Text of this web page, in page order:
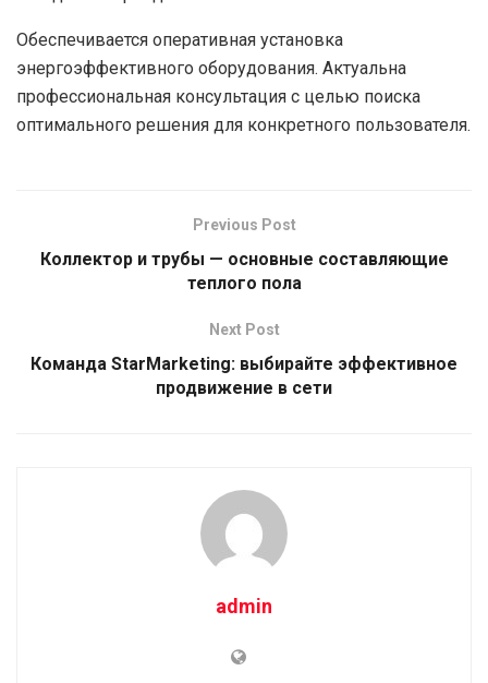
Обеспечивается оперативная установка
энергоэффективного оборудования. Актуальна
профессиональная консультация с целью поиска
оптимального решения для конкретного пользователя.
Previous Post
Коллектор и трубы — основные составляющие
теплого пола
Next Post
Команда StarMarketing: выбирайте эффективное
продвижение в сети
admin